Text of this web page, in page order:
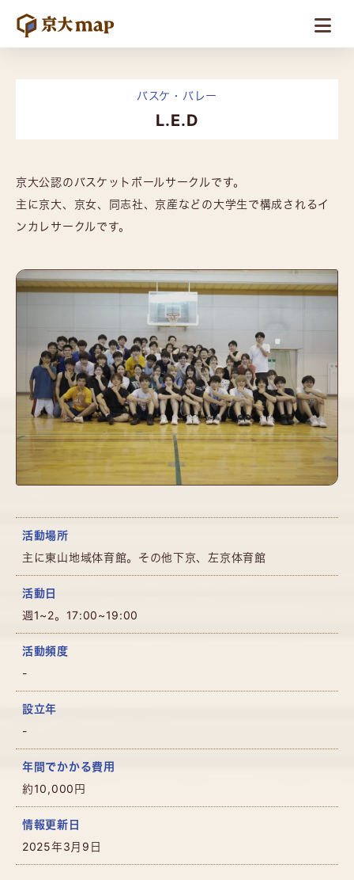
バスケ・バレー
L.E.D
京大公認のバスケットボールサークルです。
主に京大、京女、同志社、京産などの大学生で構成されるイ
ンカレサークルです。
活動場所
主に東山地域体育館。その他下京、左京体育館
活動日
週1~2。17:00~19:00
活動頻度
-
設立年
-
年間でかかる費用
約10,000円
情報更新日
2025年3月9日